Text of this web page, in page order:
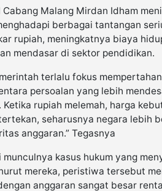
Cabang Malang Mirdan Idham
berbagai tantangan
rupiah, meningkatnya biaya
mendasar di sektor pendidikan.
terlalu fokus
persoalan yang lebih
Ketika rupiah melemah, harga
seharusnya negara lebih
anggaran.” Tegasnya
munculnya kasus hukum yang
mereka, peristiwa tersebut
anggaran sangat besar